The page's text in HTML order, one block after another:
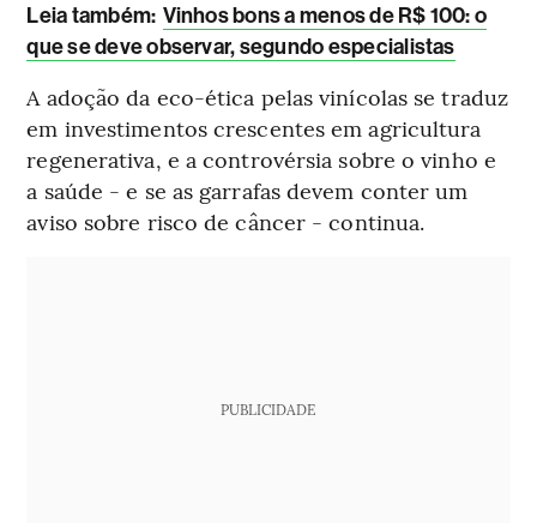
Leia também: Vinhos bons a menos de R$ 100: o
que se deve observar, segundo especialistas
A adoção da eco-ética pelas vinícolas se traduz
em investimentos crescentes em agricultura
regenerativa, e a controvérsia sobre o vinho e
a saúde - e se as garrafas devem conter um
aviso sobre risco de câncer - continua.
PUBLICIDADE